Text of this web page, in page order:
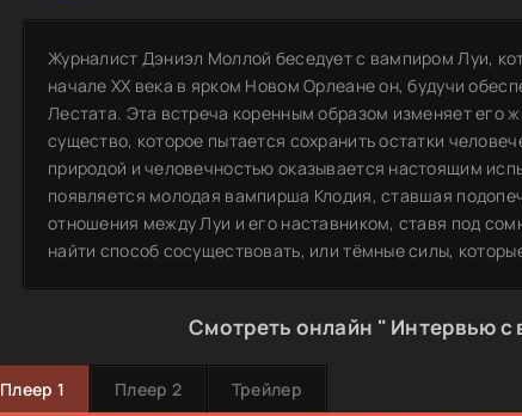
Журналист Дэниэл Моллой беседует с вампиром Луи,
начале XX века в ярком Новом Орлеане он, будучи
Лестата. Эта встреча коренным образом изменяет его
существо, которое пытается сохранить остатки
природой и человечностью оказывается настоящим
появляется молодая вампирша Клодия, ставшая
отношения между Луи и его наставником, ставя под
найти способ сосуществовать, или тёмные силы,
Смотреть онлайн " Интервью с
Плеер 1 Плеер 2 Трейлер